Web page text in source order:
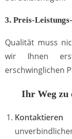
3. Preis-
Qualität muss
wir Ihnen
erschwinglichen
Ihr Weg zu